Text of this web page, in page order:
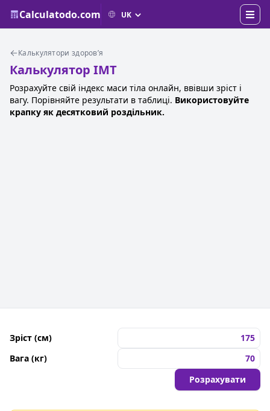
Calculatodo.com
Калькулятори здоров’я
Калькулятор ІМТ
Розрахуйте свій індекс маси тіла онлайн, ввівши зріст і
вагу. Порівняйте результати в таблиці. Використовуйте
крапку як десятковий роздільник.
Зріст (см)
Вага (кг)
Розрахувати